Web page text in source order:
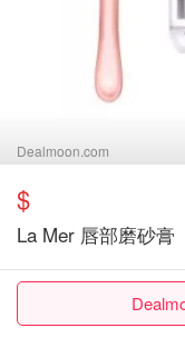
Dealmoon.com
$
La Mer 唇部磨砂膏